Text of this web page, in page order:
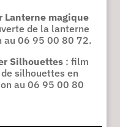
Lanterne magique
de la lanterne
au 06 95 00 80 72.
Silhouettes : film
silhouettes en
au 06 95 00 80